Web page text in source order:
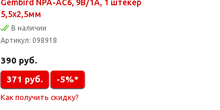
Gembird NPA-AC6, 9В/1А, 1 штекер
5,5х2,5мм
В наличии
Артикул: 098918
390руб.
371 руб. -5%*
Как получить скидку?